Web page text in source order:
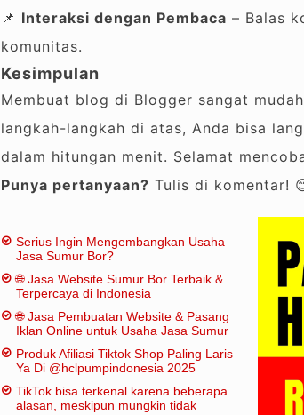
📌 Interaksi dengan Pembaca – Balas
komunitas.
Kesimpulan
Membuat blog di Blogger sangat
langkah-langkah di atas, Anda bisa
dalam hitungan menit. Selamat
Punya pertanyaan? Tulis di komentar!
Serius Ingin Mengembangkan Usaha
Jasa Sumur Bor?
🌐 Jasa Website Sumur Bor Terbaik &
Terpercaya di Indonesia
🌐 Jasa Pembuatan Website & Pasang
Iklan Online untuk Usaha Jasa Sumur
Produk Afiliasi Tiktok Shop Paling Laris
Ya Di @hclpumpindonesia 2025
TikTok bisa terkenal karena beberapa
alasan, meskipun mungkin tidak